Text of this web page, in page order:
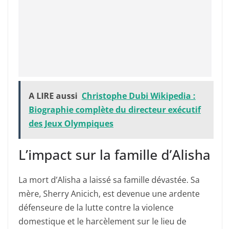
A LIRE aussi Christophe Dubi Wikipedia :
Biographie complète du directeur exécutif
des Jeux Olympiques
L’impact sur la famille d’Alisha
La mort d’Alisha a laissé sa famille dévastée. Sa
mère, Sherry Anicich, est devenue une ardente
défenseure de la lutte contre la violence
domestique et le harcèlement sur le lieu de